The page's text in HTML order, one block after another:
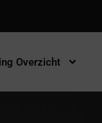
Overzicht